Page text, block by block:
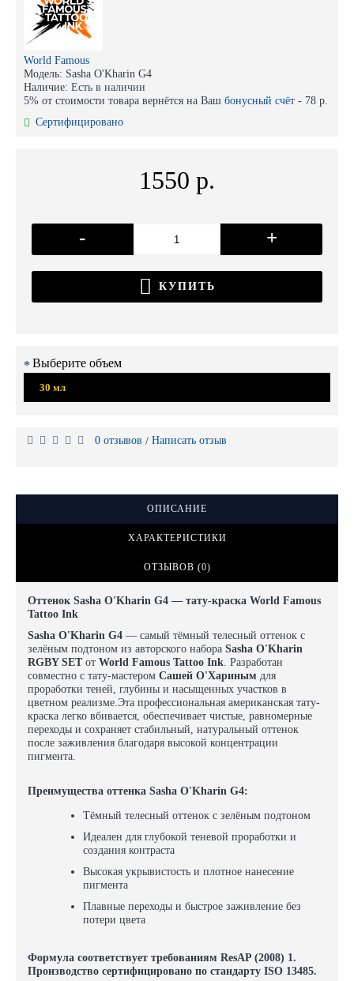
World Famous
Модель: Sasha O'Kharin G4
Наличие: Есть в наличии
5% от стоимости товара вернётся на Ваш бонусный счёт - 78 р.
Сертифицировано
1550 р.
- +
КУПИТЬ
Выберите объем
30 мл
0 отзывов / Написать отзыв
ОПИСАНИЕ
ХАРАКТЕРИСТИКИ
ОТЗЫВОВ (0)
Оттенок Sasha O'Kharin G4 — тату-краска World Famous
Tattoo Ink
Sasha O'Kharin G4 — самый тёмный телесный оттенок с
зелёным подтоном из авторского набора Sasha O'Kharin
RGBY SETот World Famous Tattoo Ink. Разработан
совместно с тату-мастером Сашей О'Хариным для
проработки теней, глубины и насыщенных участков в
цветном реализме.Эта профессиональная американская тату-
краска легко вбивается, обеспечивает чистые, равномерные
переходы и сохраняет стабильный, натуральный оттенок
после заживления благодаря высокой концентрации
пигмента.
Преимущества оттенка Sasha O'Kharin G4:
Тёмный телесный оттенок с зелёным подтоном
Идеален для глубокой теневой проработки и
создания контраста
Высокая укрывистость и плотное нанесение
пигмента
Плавные переходы и быстрое заживление без
потери цвета
Формула соответствует требованиям ResAP (2008) 1.
Производство сертифицировано по стандарту ISO 13485.